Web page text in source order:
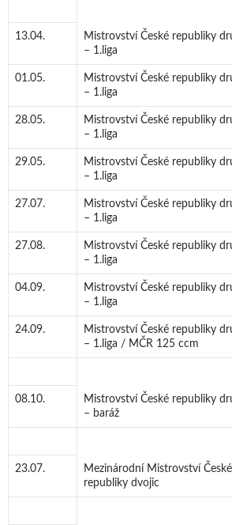
13.04.
Mistrovství České republiky
– 1.liga
01.05.
Mistrovství České republiky
– 1.liga
28.05.
Mistrovství České republiky
– 1.liga
29.05.
Mistrovství České republiky
– 1.liga
27.07.
Mistrovství České republiky
– 1.liga
27.08.
Mistrovství České republiky
– 1.liga
04.09.
Mistrovství České republiky
– 1.liga
24.09.
Mistrovství České republiky
– 1.liga / MČR 125 ccm
08.10.
Mistrovství České republiky
– baráž
23.07.
Mezinárodní Mistrovství České
republiky dvojic